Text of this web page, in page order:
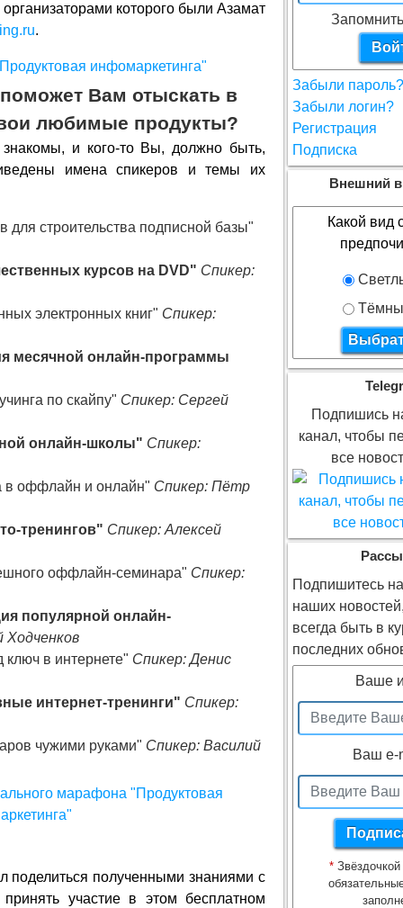
организаторами которого были Азамат
.
Вам отыскать в
любимые продукты?
и кого-то Вы, должно быть,
имена спикеров и темы их
для строительства подписной базы"
курсов на DVD" Спикер:
электронных книг" Спикер:
месячной онлайн-программы
по скайпу" Спикер: Сергей
онлайн-школы" Спикер:
в оффлайн и онлайн" Спикер: Пётр
тренингов" Спикер: Алексей
оффлайн-семинара" Спикер:
популярной онлайн-
Ходченков
в интернете" Спикер: Денис
интернет-тренинги" Спикер:
чужими руками" Спикер: Василий
полученными знаниями с
участие в этом бесплатном
Забыли пароль?
Забыли логин?
Регистрация
Подписка
Внешний
Какой вид
Подпишись
канал, чтобы
все
Подпишитесь
наших
всегда быть в
последних
Ваше
Ваш e-
*